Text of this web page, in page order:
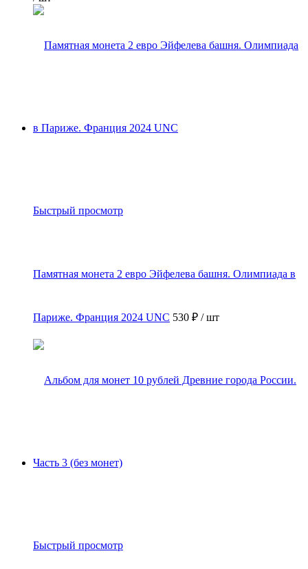
Быстрый просмотр
Памятная монета 2 евро Эйфелева башня. Олимпиада в
Париже. Франция 2024 UNC 530 ₽ / шт
Быстрый просмотр